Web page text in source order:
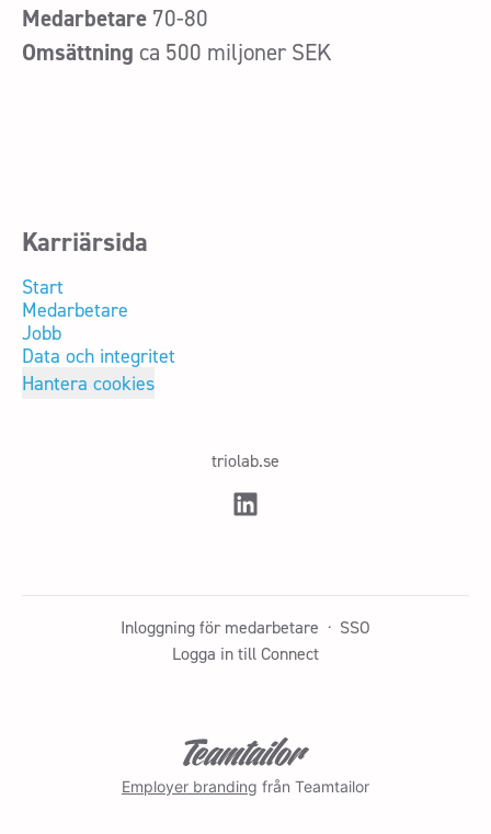
Medarbetare 70-80
Omsättning ca 500 miljoner SEK
Karriärsida
Start
Medarbetare
Jobb
Data och integritet
Hantera cookies
triolab.se
Inloggning för medarbetare · SSO
Logga in till Connect
Employer branding från Teamtailor